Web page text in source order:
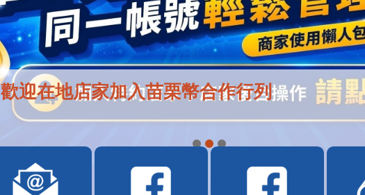
歡迎在地店家加入苗栗幣合作行列